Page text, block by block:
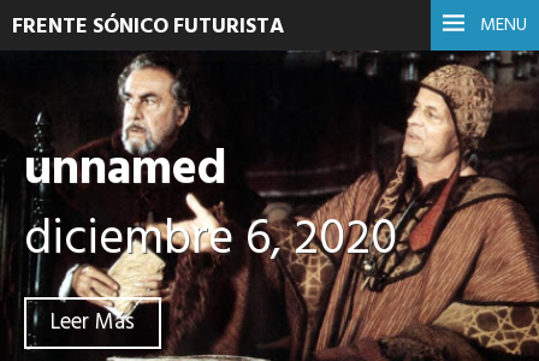
MENU
FRENTE SÓNICO FUTURISTA
unnamed
diciembre 6, 2020
Leer Más